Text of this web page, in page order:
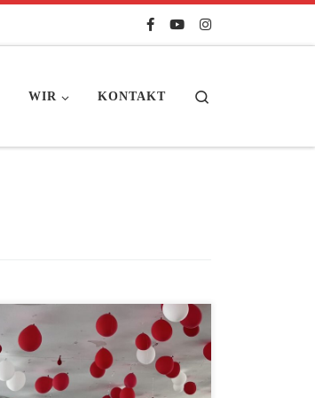
WIR KONTAKT
In der Kita Sonnenschein ging das
Kitajahr am 13. Juli mit einem großen
Sommerfest zu Ende. Sommerfest
bedeutet auch immer Verabschiedung